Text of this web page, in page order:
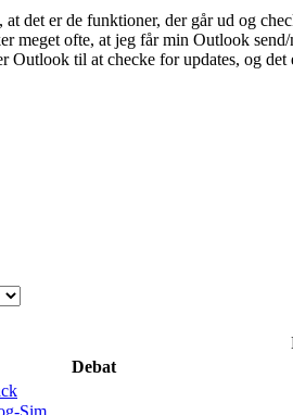
at det er de funktioner, der går ud og
meget ofte, at jeg får min Outlook
Outlook til at checke for updates, og
Debat
Sim